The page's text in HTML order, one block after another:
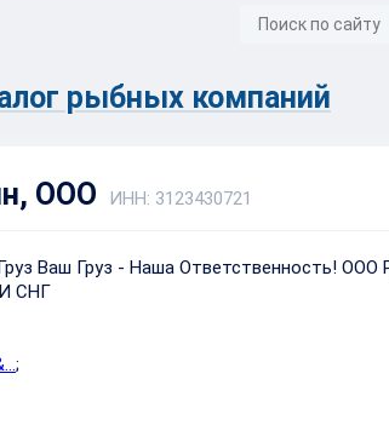
рыбных компаний
ООО ИНН: 3123430721
Ваш Груз - Наша Ответственность!
СНГ
;